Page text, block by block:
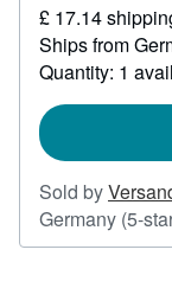
176.52
£ 17.14
Ships from
Quantity: 1
Sold by
Germany (5-